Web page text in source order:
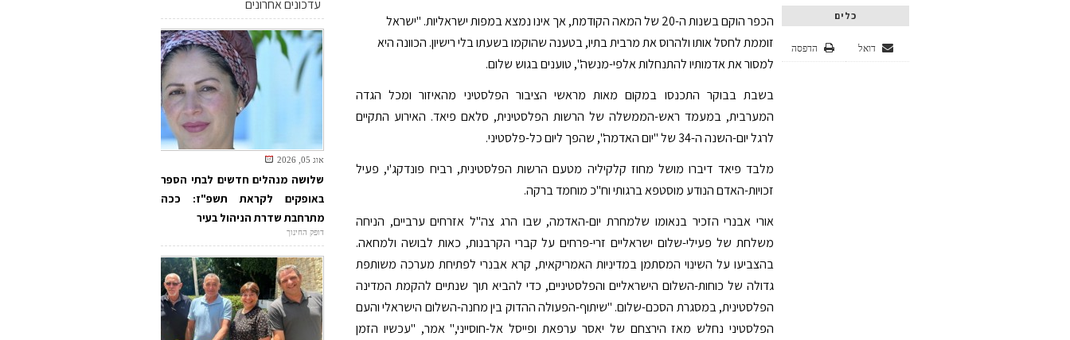
כלים
הדפסה דואל
הכפר הוקם בשנות ה-20 של המאה הקודמת, אך אינו נמצא במפות ישראליות. "ישראל
זוממת לחסל אותו ולהרוס את מרבית בתיו, בטענה שהוקמו בשעתו בלי רישיון. הכוונה היא
למסור את אדמותיו להתנחלות אלפי-מנשה", טוענים בגוש שלום.
בשבת בבוקר התכנסו במקום מאות מראשי הציבור הפלסטיני מהאיזור ומכל הגדה
המערבית, במעמד ראש-הממשלה של הרשות הפלסטינית, סלאם פיאד. האירוע התקיים
לרגל יום-השנה ה-34 של "יום האדמה", שהפך ליום כל-פלסטיני.
מלבד פיאד דיברו מושל מחוז קלקיליה מטעם הרשות הפלסטינית, רביח פונדקג'י, פעיל
זכויות-האדם הנודע מוסטפא ברגותי וח"כ מוחמד ברקה.
אורי אבנרי הזכיר בנאומו שלמחרת יום-האדמה, שבו הרג צה"ל אזרחים ערביים, הניחה
משלחת של פעילי-שלום ישראליים זרי-פרחים על קברי הקרבנות, כאות לבושה ולמחאה.
בהצביעו על השינוי המסתמן במדיניות האמריקאית, קרא אבנרי לפתיחת מערכה משותפת
גדולה של כוחות-השלום הישראליים והפלסטיניים, כדי להביא תוך שנתיים להקמת המדינה
הפלסטינית, במסגרת הסכם-שלום. "שיתוף-הפעולה ההדוק בין מחנה-השלום הישראלי והעם
הפלסטיני נחלש מאז הירצחם של יאסר ערפאת ופייסל אל-חוסייני," אמר, "עכשיו הזמן
עדכונים אחרונים
אוג 05, 2026
שלושה מנהלים חדשים לבתי הספר
באופקים לקראת תשפ"ז: ככה
מתרחבת שדרת הניהול בעיר
דופק החינוך